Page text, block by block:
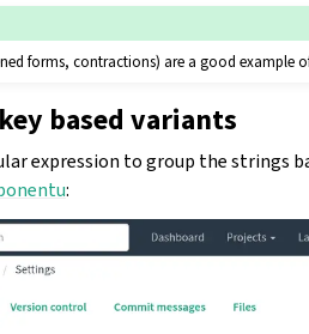
forms, contractions) are a good example
based variants
expression to group the
: